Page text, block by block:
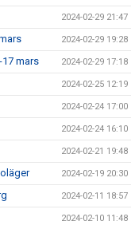
2024-02-29 21:47
2024-02-29 19:28
17 mars 2024-02-29 17:18
2024-02-25 12:19
2024-02-24 17:00
2024-02-24 16:10
2024-02-21 19:48
2024-02-19 20:30
2024-02-11 18:57
2024-02-10 11:48